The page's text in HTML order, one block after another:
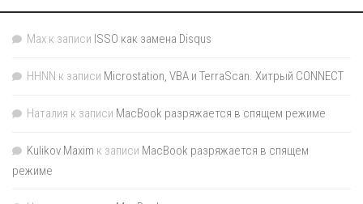
Max к записи ISSO как замена Disqus
HHNN к записи Microstation, VBA и TerraScan. Хитрый CONNECT
Наталия к записи MacBook разряжается в спящем режиме
Kulikov Maxim к записи MacBook разряжается в спящем
режиме